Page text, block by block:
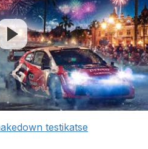
testikatse